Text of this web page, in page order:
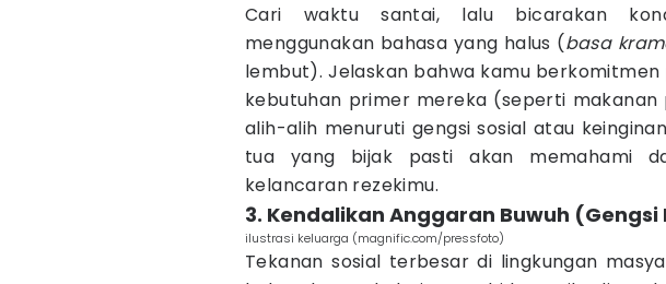
Cari waktu santai, lalu bicarakan
menggunakan bahasa yang halus (basa
lembut). Jelaskan bahwa kamu berkomitmen
kebutuhan primer mereka (seperti makanan
alih-alih menuruti gengsi sosial atau
tua yang bijak pasti akan memahami
kelancaran rezekimu.
3. Kendalikan Anggaran Buwuh
ilustrasi keluarga (magnific.com/pressfoto)
Tekanan sosial terbesar di lingkungan